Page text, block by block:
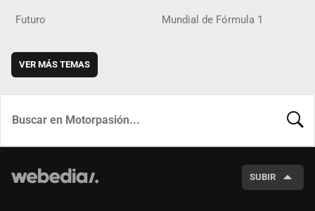
Futuro Mundial de Fórmula 1
VER MÁS TEMAS
SUBIR